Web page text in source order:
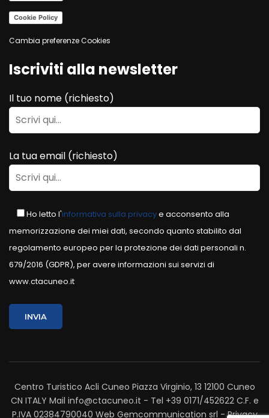
Cookie Policy
Cambia preferenze Cookies
Iscriviti alla newsletter
Il tuo nome (richiesto)
La tua email (richiesto)
Ho letto l'informativa sulla privacye acconsento alla
memorizzazione dei miei dati, secondo quanto stabilito dal
regolamento europeo per la protezione dei dati personali n.
679/2016 (GDPR), per avere informazioni sui servizi di
www.ctacuneo.it
Centro Turistico Acli Cuneo Piazza Virginio, 13 12100 Cuneo
CN ITALY Mail info@ctacuneo.it - Tel +39 0171/452622 C.F. e
P.IVA 02384790040 Web Gemcommunication srl -Privacy